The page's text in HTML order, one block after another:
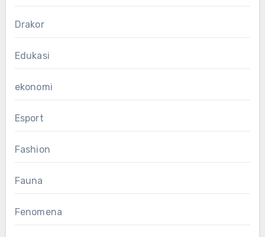
Drakor
Edukasi
ekonomi
Esport
Fashion
Fauna
Fenomena